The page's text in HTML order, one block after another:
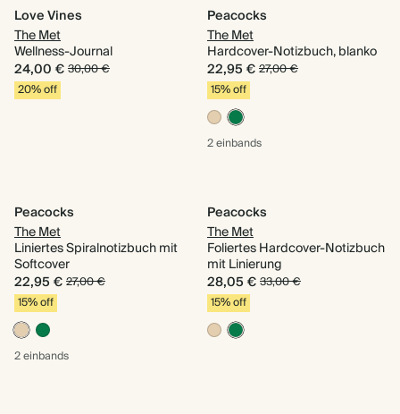
Love Vines
The Met
Wellness-Journal
24,00 €30,00 €
20% off
Peacocks
The Met
Hardcover-Notizbuch, blanko
22,95 €27,00 €
15% off
2 einbands
Peacocks
The Met
Liniertes Spiralnotizbuch mit
Softcover
22,95 €27,00 €
15% off
2 einbands
Peacocks
The Met
Foliertes Hardcover-Notizbuch
mit Linierung
28,05 €33,00 €
15% off